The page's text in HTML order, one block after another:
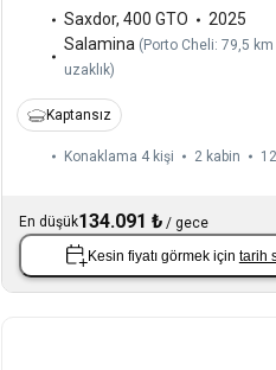
Saxdor, 400 GTO
2025
Salamina ( Porto Cheli: 79,5 km
uzaklık)
Kaptansız
Konaklama 4 kişi 2 kabin
En düşük134.091 ₺ / gece
Kesin fiyatı görmek için tarih